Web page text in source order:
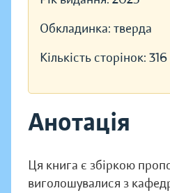
Обкладинка: тверда
Кількість сторінок: 316
Анотація
Ця книга є збіркою
виголошувалися з